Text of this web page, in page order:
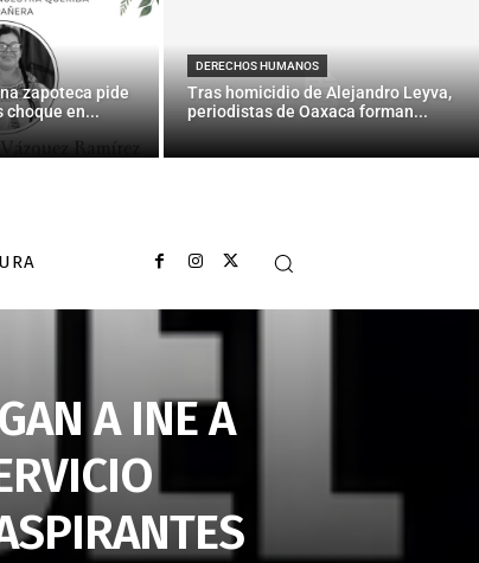
zapoteca pide
en...
DERECHOS HUMANOS
Tras homicidio de Alejandro Leyva,
periodistas de Oaxaca forman...
A INE A